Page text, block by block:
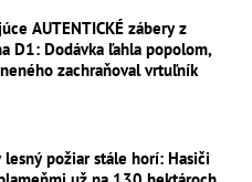
AUTENTICKÉ zábery z
D1: Dodávka ľahla popolom,
zachraňoval vrtuľník
lesný požiar stále horí: Hasiči